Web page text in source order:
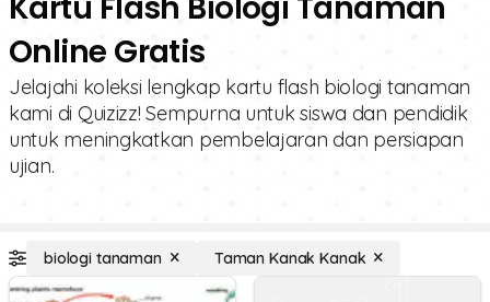
Online Gratis
Jelajahi koleksi lengkap kartu flash biologi tanaman
kami di Quizizz! Sempurna untuk siswa dan pendidik
untuk meningkatkan pembelajaran dan persiapan
ujian.
biologi tanaman Taman Kanak Kanak